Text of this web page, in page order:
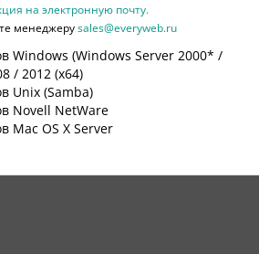
на электронную почту.
менеджеруsales@everyweb.ru
Windows (Windows Server 2000* /
/ 2012 (х64)
Unix (Samba)
Novell NetWare
Mac OS X Server